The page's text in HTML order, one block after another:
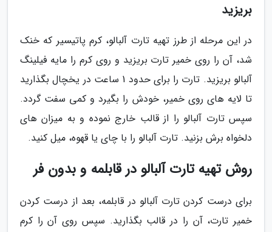
بریزید
در این مرحله از طرز تهیه تارت آلبالو، کرم پاتیسیر که خنک
شد، آن را روی خمیر تارت بریزید و روی کرم را مایه فیلینگ
آلبالو بریزید. تارت را برای حدود 1 ساعت در یخچال بگذارید
تا لایه های روی خمیر، خودش را بگیرد و کمی سفت گردد.
سپس تارت آلبالو را از قالب خارج نموده و به میزان های
دلخواه برش بزنید. تارت آلبالو را با چای یا قهوه، میل کنید.
روش تهیه تارت آلبالو در قابلمه و بدون فر
برای درست کردن تارت آلبالو در قابلمه، بعد از درست کردن
خمیر تارت، آن را در قالب بگذارید. سپس روی آن را کرم